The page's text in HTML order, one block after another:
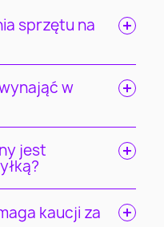
sprzętu na
w
jest
kaucji za